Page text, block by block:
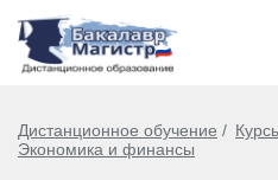
Дистанционное обучение
Экономика и финансы